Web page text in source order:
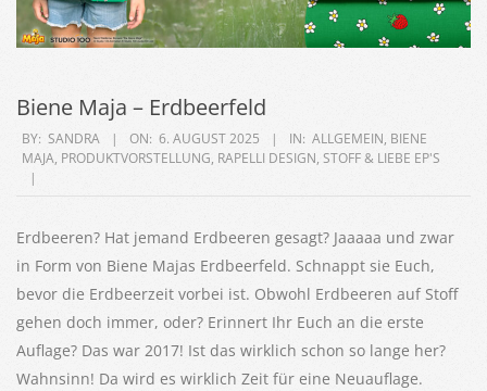
Biene Maja – Erdbeerfeld
2025-
08-
BY: SANDRA ON: 6. AUGUST 2025 IN: ALLGEMEIN, BIENE
MAJA, PRODUKTVORSTELLUNG, RAPELLI DESIGN, STOFF & LIEBE EP'S
Erdbeeren? Hat jemand Erdbeeren gesagt? Jaaaaa und zwar
in Form von Biene Majas Erdbeerfeld. Schnappt sie Euch,
bevor die Erdbeerzeit vorbei ist. Obwohl Erdbeeren auf Stoff
gehen doch immer, oder? Erinnert Ihr Euch an die erste
Auflage? Das war 2017! Ist das wirklich schon so lange her?
Wahnsinn! Da wird es wirklich Zeit für eine Neuauflage.